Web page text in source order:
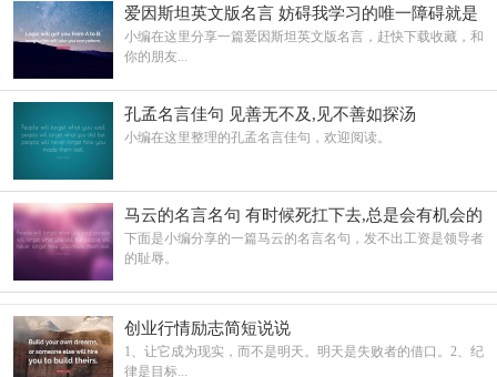
爱因斯坦英文版名言 妨碍我学习的唯一障碍就是
我的教育
小编在这里分享一篇爱因斯坦英文版名言，赶快下载收藏，和
你的朋友...
孔孟名言佳句 见善无不及,见不善如探汤
小编在这里整理的孔孟名言佳句，欢迎阅读。
马云的名言名句 有时候死扛下去,总是会有机会的
下面是小编分享的一篇马云的名言名句，发不出工资是领导者
的耻辱。
创业行情励志简短说说
1、让它成为现实，而不是明天。明天是失败者的借口。2、纪
律是目标...